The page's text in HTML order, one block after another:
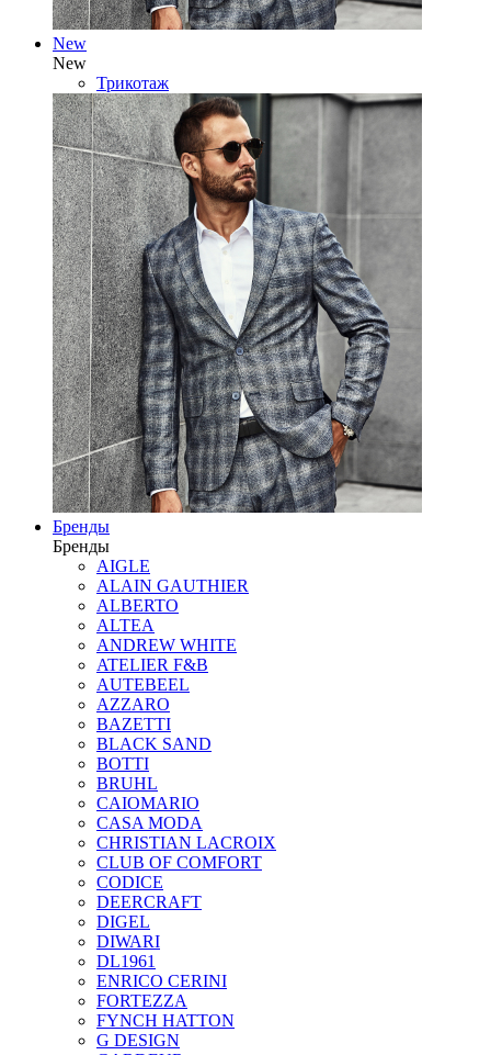
New
New
Трикотаж
Бренды
Бренды
AIGLE
ALAIN GAUTHIER
ALBERTO
ALTEA
ANDREW WHITE
ATELIER F&B
AUTEBEEL
AZZARO
BAZETTI
BLACK SAND
BOTTI
BRUHL
CAIOMARIO
CASA MODA
CHRISTIAN LACROIX
CLUB OF COMFORT
CODICE
DEERCRAFT
DIGEL
DIWARI
DL1961
ENRICO CERINI
FORTEZZA
FYNCH HATTON
G DESIGN